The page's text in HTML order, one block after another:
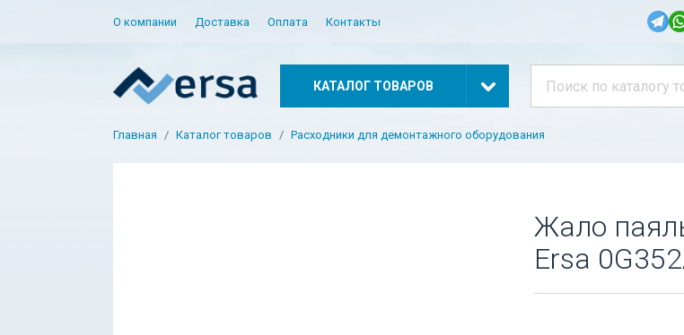
О компании Доставка Оплата Контакты
КАТАЛОГ ТОВАРОВ
Главная Каталог товаров Расходники для демонтажного оборудования
Жало
Ersa